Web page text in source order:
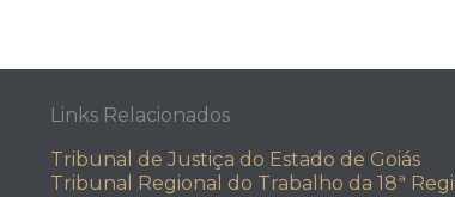
Links Relacionados
Tribunal de Justiça do Estado de Goiás
Tribunal Regional do Trabalho da 18ª